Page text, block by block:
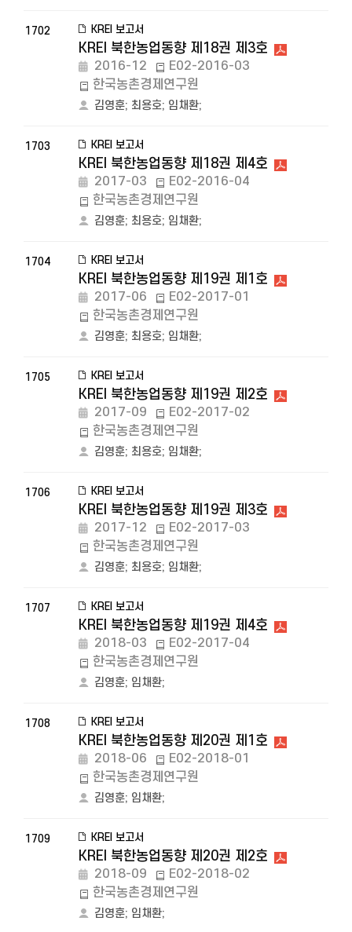
1702 KREI 보고서
KREI 북한농업동향 제18권 제3호
2016-12
E02-2016-03
한국농촌경제연구원
김영훈; 최용호; 임채환;
1703 KREI 보고서
KREI 북한농업동향 제18권 제4호
2017-03
E02-2016-04
한국농촌경제연구원
김영훈; 최용호; 임채환;
1704 KREI 보고서
KREI 북한농업동향 제19권 제1호
2017-06
E02-2017-01
한국농촌경제연구원
김영훈; 최용호; 임채환;
1705 KREI 보고서
KREI 북한농업동향 제19권 제2호
2017-09
E02-2017-02
한국농촌경제연구원
김영훈; 최용호; 임채환;
1706 KREI 보고서
KREI 북한농업동향 제19권 제3호
2017-12
E02-2017-03
한국농촌경제연구원
김영훈; 최용호; 임채환;
1707 KREI 보고서
KREI 북한농업동향 제19권 제4호
2018-03
E02-2017-04
한국농촌경제연구원
김영훈; 임채환;
1708 KREI 보고서
KREI 북한농업동향 제20권 제1호
2018-06
E02-2018-01
한국농촌경제연구원
김영훈; 임채환;
1709 KREI 보고서
KREI 북한농업동향 제20권 제2호
2018-09
E02-2018-02
한국농촌경제연구원
김영훈; 임채환;